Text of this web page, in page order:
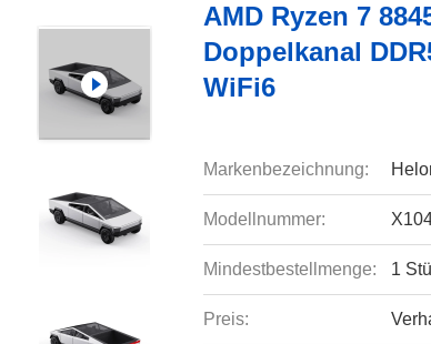
AMD Ryzen 7
Doppelkanal
WiFi6
Markenbezeichnung:
Modellnummer:
Mindestbestellmenge: 1
Preis: